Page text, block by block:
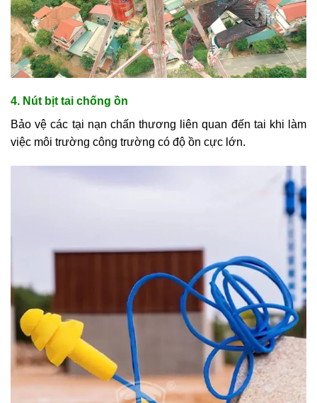
4. Nút bịt tai chống ồn
Bảo vệ các tại nạn chấn thương liên quan đến tai khi làm
việc môi trường công trường có độ ồn cực lớn.